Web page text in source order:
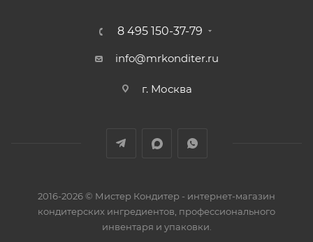
8 495 150-37-79
info@mrkonditer.ru
г. Москва
2016-2026 © Мистер Кондитер - интернет-магазин
кондитерских ингредиентов, профессионального
инвентаря и упаковки.